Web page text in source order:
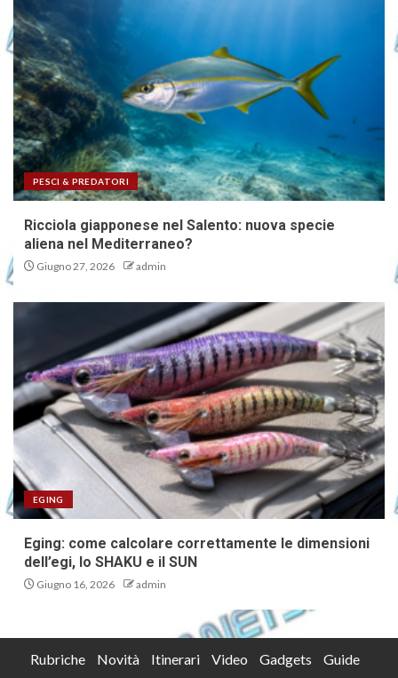
PESCI & PREDATORI
Ricciola giapponese nel Salento: nuova specie
aliena nel Mediterraneo?
Giugno 27, 2026 admin
EGING
Eging: come calcolare correttamente le dimensioni
dell’egi, lo SHAKU e il SUN
Giugno 16, 2026 admin
Rubriche Novità Itinerari Video Gadgets
Guide